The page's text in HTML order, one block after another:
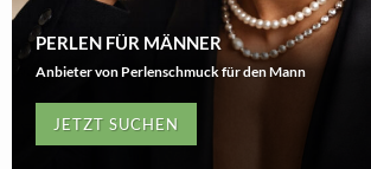
PERLEN FÜR MÄNNER
Anbieter von Perlenschmuck für den Mann
JETZT SUCHEN